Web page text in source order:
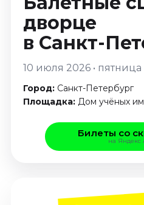
Январь 2027
Стендап
Август 2026
Сентябрь 2026
Ноябрь 2026
Выставки
дворце
в Санкт-
10 июля 2026 • пятница
Город: Санкт-Петербург
Площадка: Дом учёных
Билеты со
на Яндекс